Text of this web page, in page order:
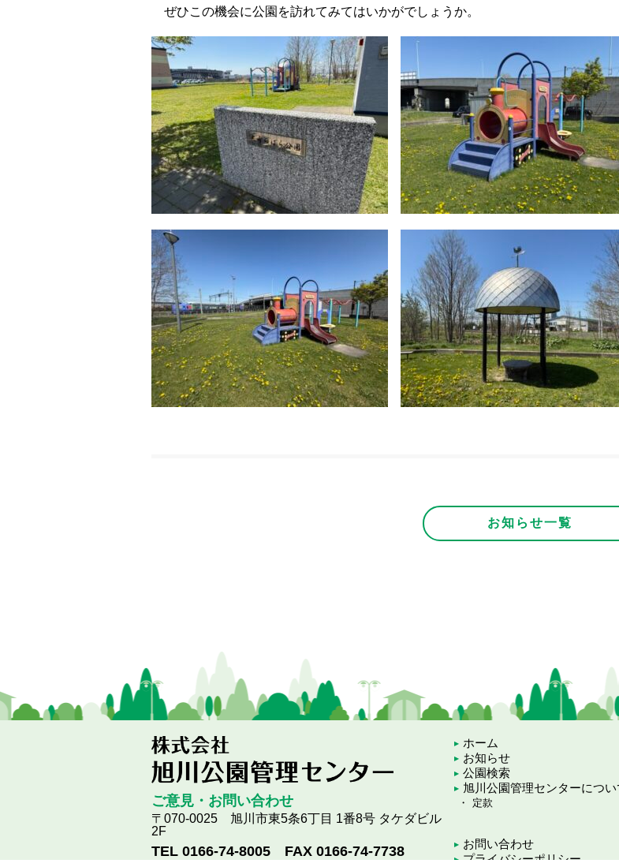
ぜひこの機会に公園を訪れてみてはいかがでしょうか。
お知らせ一覧
ご意見・お問い合わせ
〒070-0025 旭川市東5条6丁目 1番8号 タケダビル
2F
TEL 0166-74-8005 FAX 0166-74-7738
ホーム
お知らせ
公園検索
旭川公園管理センターについ
定款
お問い合わせ
プライバシーポリシー